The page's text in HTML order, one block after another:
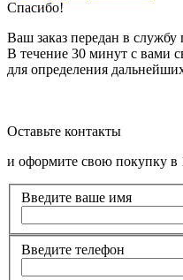
Спасибо!
Ваш заказ передан в службу
В течение 30 минут с вами
для определения
Оставьте контакты
и оформите свою покупку в
Введите ваше имя
Введите телефон